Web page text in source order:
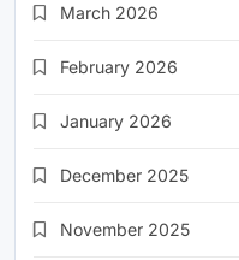
March 2026
February 2026
January 2026
December 2025
November 2025